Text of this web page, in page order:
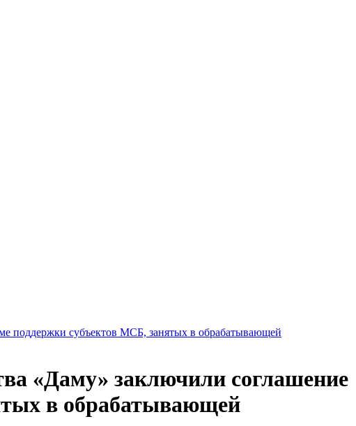
поддержки субъектов МСБ, занятых в обрабатывающей
«Даму» заключили соглашение
в обрабатывающей